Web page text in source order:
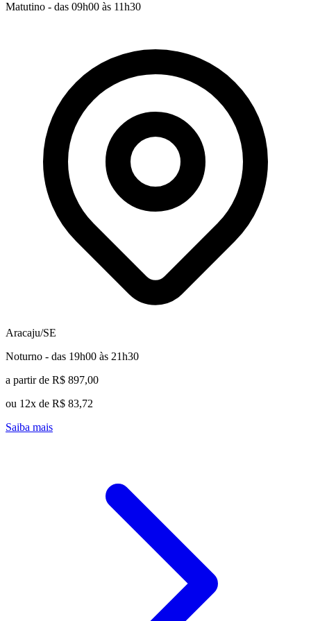
Matutino - das 09h00 às 11h30
Aracaju/SE
Noturno - das 19h00 às 21h30
a partir de R$ 897,00
ou 12x de R$ 83,72
Saiba mais